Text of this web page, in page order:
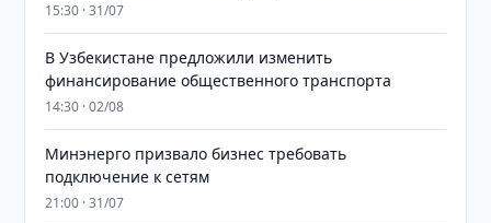
15:30 · 31/07
В Узбекистане предложили изменить
финансирование общественного транспорта
14:30 · 02/08
Минэнерго призвало бизнес требовать
подключение к сетям
21:00 · 31/07